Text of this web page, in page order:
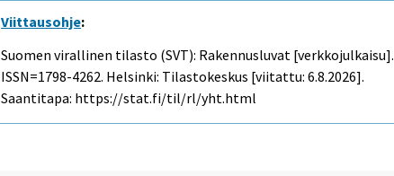
Viittausohje:
Suomen virallinen tilasto (SVT): Rakennusluvat [verkkojulkaisu].
ISSN=1798-4262. Helsinki: Tilastokeskus [viitattu: 6.8.2026].
Saantitapa: https://stat.fi/til/rl/yht.html